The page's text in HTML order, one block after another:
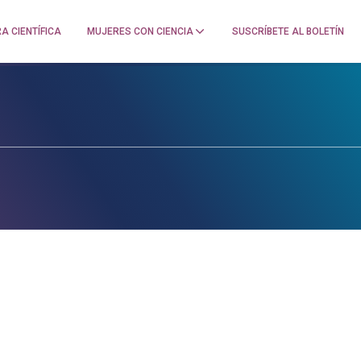
CIENTÍFICA MUJERES CON CIENCIA SUSCRÍBETE AL BOLETÍN